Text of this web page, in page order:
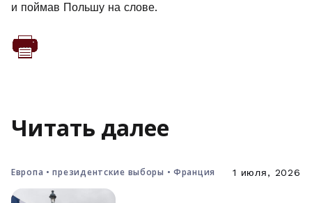
и поймав Польшу на слове.
Читать далее
Европа • президентские выборы • Франция 1 июля, 2026